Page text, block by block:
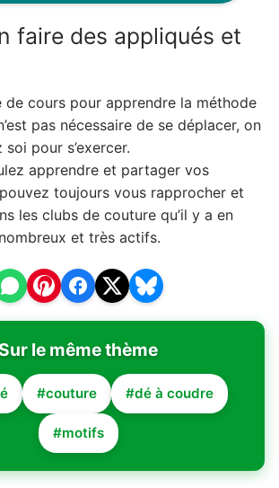
faire des appliqués et
de cours pour apprendre la méthode
pas nécessaire de se déplacer, on
pour s’exercer.
apprendre et partager vos
toujours vous rapprocher et
les clubs de couture qu’il y a en
et très actifs.
Sur le même thème
#couture #dé à coudre
#motifs